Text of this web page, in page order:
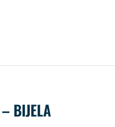
BIJELA